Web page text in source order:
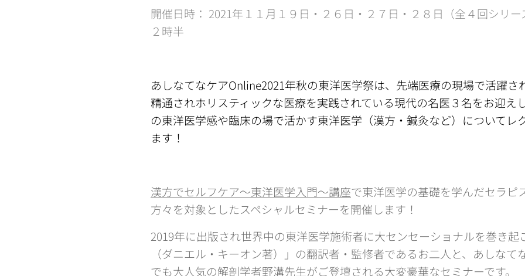
開催日時： 2021年１１月１９日・２６日・２７日・２８日（全４回シリー
２時半
あしなてなケアOnline2021年秋の東洋医学祭は、先端医療の現場で活躍さ
精通されホリスティックな医療を実践されている現代の名医３名をお迎え
の東洋医学感や臨床の場で活かす東洋医学（漢方・鍼灸など）についてレ
ます！
漢方でセルフケア〜東洋医学入門〜講座で東洋医学の基礎を学んだセラピ
方々を対象としたスペシャルセミナーを開催します！
2019年に出版され世界中の東洋医学施術者に大センセーショナルを巻き起
（ダニエル・キーオン著）」の翻訳者・監修者であるお二人と、あしなて
でも大人気の解剖学者野溝先生がご登壇される大変豪華なセミナーです。